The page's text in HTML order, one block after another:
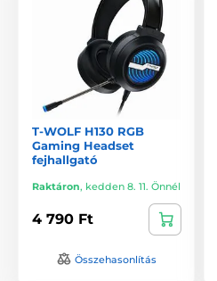
T-WOLF H130 RGB
Gaming Headset
fejhallgató
Raktáron, kedden 8. 11. Önnél
4 790 Ft
Összehasonlítás